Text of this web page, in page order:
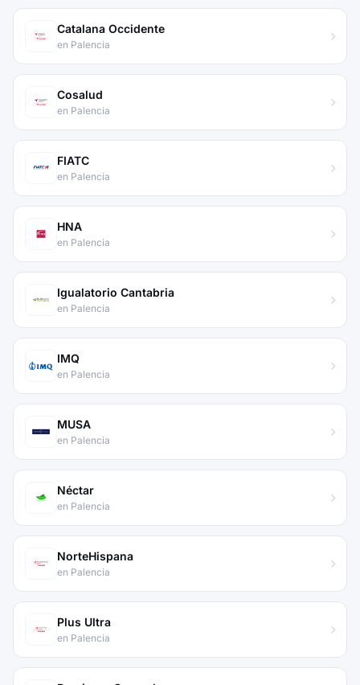
Catalana Occidente
en Palencia
Cosalud
en Palencia
FIATC
en Palencia
HNA
en Palencia
Igualatorio Cantabria
en Palencia
IMQ
en Palencia
MUSA
en Palencia
Néctar
en Palencia
NorteHispana
en Palencia
Plus Ultra
en Palencia